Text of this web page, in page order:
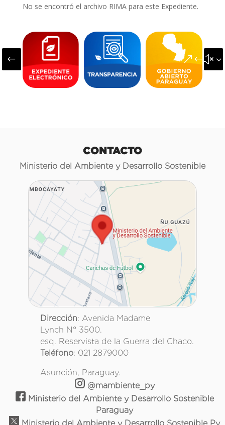
No se encontró el archivo RIMA para este Expediente.
#
CONTACTO
Ministerio del Ambiente y Desarrollo Sostenible
Dirección: Avenida Madame
Lynch N° 3500.
esq. Reservista de la Guerra del Chaco.
Teléfono: 021 2879000
Asunción, Paraguay.
@mambiente_py
Ministerio del Ambiente y Desarrollo Sostenible
Paraguay